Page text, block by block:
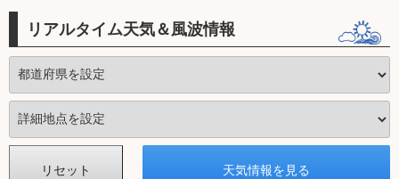
リアルタイム天気＆風波情報